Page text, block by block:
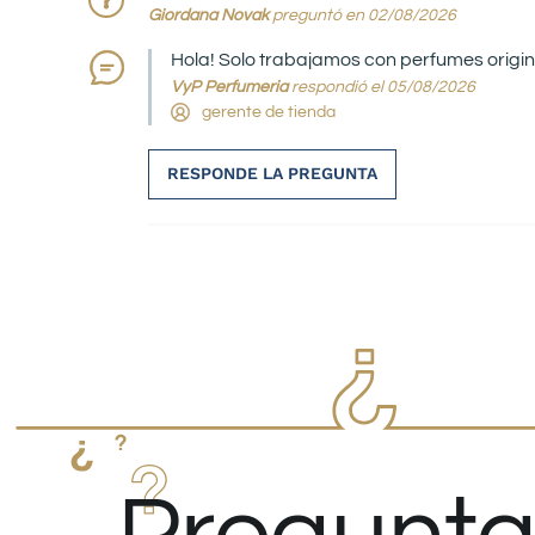
Giordana Novakpreguntó en 02/08/2026
Hola! Solo trabajamos con perfumes
VyP Perfumeriarespondió el 05/08/2026
gerente de tienda
RESPONDE LA PREGUNTA